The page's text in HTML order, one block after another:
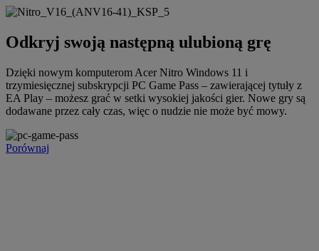
Odkryj swoją następną ulubioną grę
Dzięki nowym komputerom Acer Nitro Windows 11 i
trzymiesięcznej subskrypcji PC Game Pass – zawierającej tytuły z
EA Play – możesz grać w setki wysokiej jakości gier. Nowe gry są
dodawane przez cały czas, więc o nudzie nie może być mowy.
Porównaj